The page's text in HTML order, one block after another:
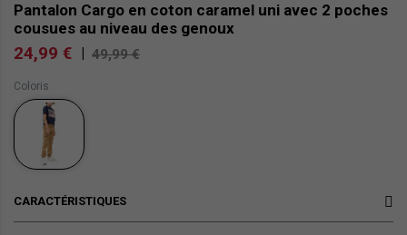
Pantalon Cargo en coton caramel uni avec 2 poches
cousues au niveau des genoux
24,99 € 49,99 €
Coloris
CARACTÉRISTIQUES